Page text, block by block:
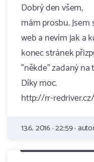
Dobrý den všem,
mám prosbu.
web a nevím jak a
konec stránek
"někde" zadaný na
Díky moc.
http://rr-redriver.cz/
13.6. 2016 · 22:59 ·